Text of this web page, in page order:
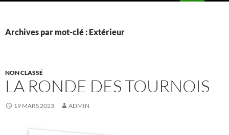
Archives par mot-clé : Extérieur
NON CLASSÉ
LA RONDE DES TOURNOIS
19 MARS 2023 ADMIN